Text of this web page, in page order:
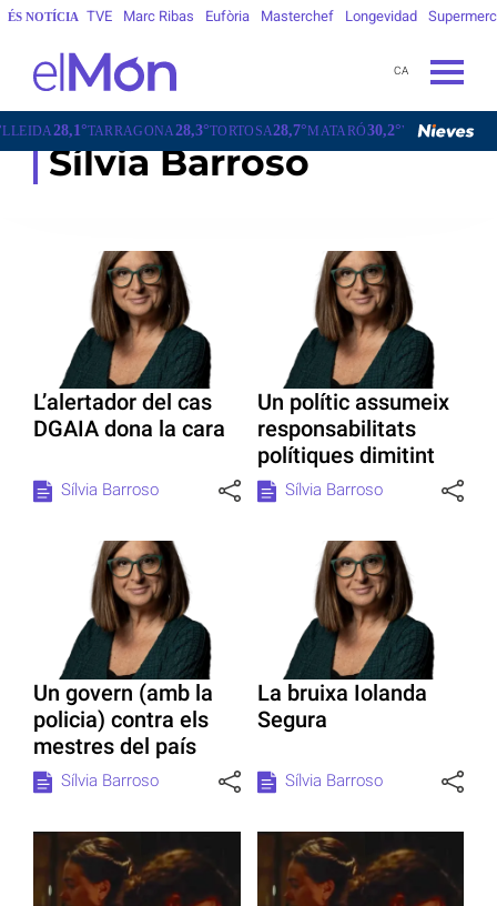
ÉS NOTÍCIA TVE Marc Ribas Eufòria Masterchef Longevidad
CA
28,1°TARRAGONA28,3°TORTOSA28,7°MATARÓ30,2°VIC25,0°
Sílvia Barroso
L’alertador del cas
DGAIA dona la cara
Sílvia Barroso
Un polític assumeix
responsabilitats
polítiques dimitint
Sílvia Barroso
Un govern (amb la
policia) contra els
mestres del país
Sílvia Barroso
La bruixa Iolanda
Segura
Sílvia Barroso